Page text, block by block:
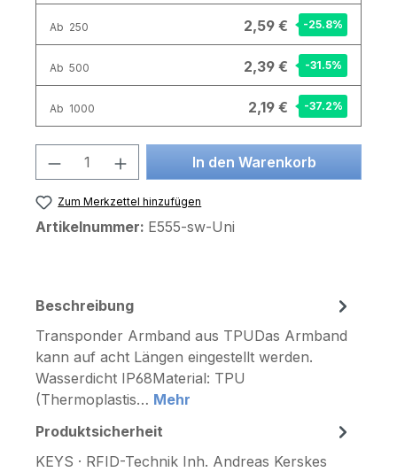
Ab 250 2,59 € -25.8%
Ab 500 2,39 € -31.5%
Ab 1000 2,19 € -37.2%
Produkt Anzahl: Gib den
In den Warenkorb
Zum Merkzettel hinzufügen
Artikelnummer: E555-sw-Uni
Beschreibung
Transponder Armband aus TPUDas Armband
kann auf acht Längen eingestellt werden.
Wasserdicht IP68Material: TPU
(Thermoplastis… Mehr
Produktsicherheit
KEYS · RFID-Technik Inh. Andreas Kerskes